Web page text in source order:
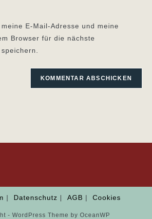
E-Mail-Adresse und meine
Browser für die nächste
Datenschutz AGB Cookies
- WordPress Theme by OceanWP